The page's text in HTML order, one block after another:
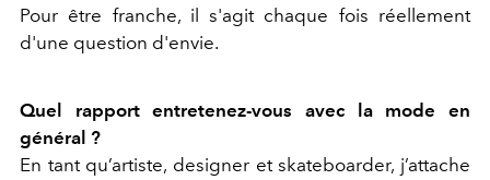
Pour être franche, il s'agit chaque fois réellement
d'une question d'envie.
Quel rapport entretenez-vous avec la mode en
général ?
En tant qu’artiste, designer et skateboarder, j’attache